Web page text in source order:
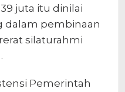
juta itu dinilai
dalam pembinaan
silaturahmi
Pemerintah